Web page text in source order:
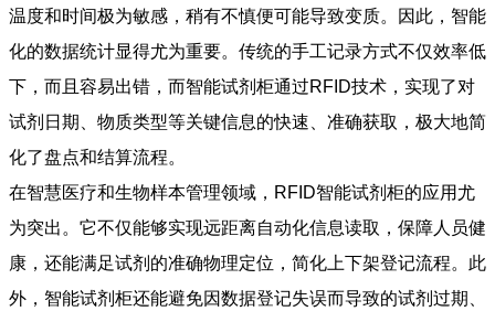
温度和时间极为敏感，稍有不慎便可能导致变质。因此，智能
化的数据统计显得尤为重要。传统的手工记录方式不仅效率低
下，而且容易出错，而智能试剂柜通过RFID技术，实现了对
试剂日期、物质类型等关键信息的快速、准确获取，极大地简
化了盘点和结算流程。
在智慧医疗和生物样本管理领域，RFID智能试剂柜的应用尤
为突出。它不仅能够实现远距离自动化信息读取，保障人员健
康，还能满足试剂的准确物理定位，简化上下架登记流程。此
外，智能试剂柜还能避免因数据登记失误而导致的试剂过期、